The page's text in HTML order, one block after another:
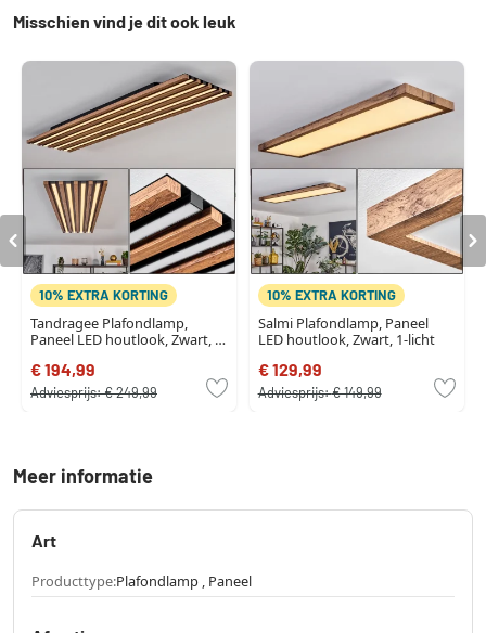
Misschien vind je dit ook leuk
10% EXTRA KORTING
Tandragee Plafondlamp,
Paneel LED houtlook, Zwart, 1-
€ 194,99
Adviesprijs:€ 249,99
10% EXTRA KORTING
Salmi Plafondlamp, Paneel
LED houtlook, Zwart, 1-licht
€ 129,99
Adviesprijs:€ 149,99
Meer informatie
Art
Producttype:Plafondlamp , Paneel